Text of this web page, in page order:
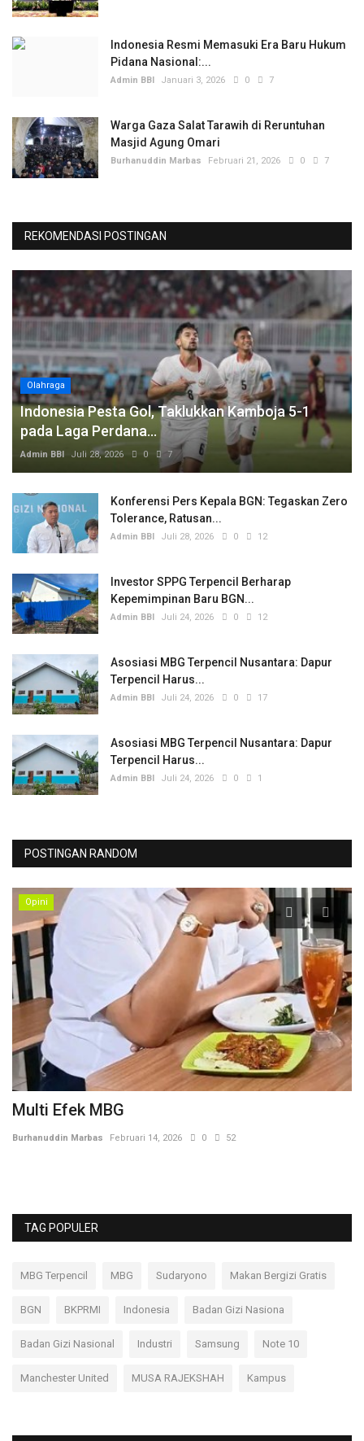
Indonesia Resmi Memasuki Era Baru Hukum
Pidana Nasional:...
Admin BBI Januari 3, 2026 0 7
Warga Gaza Salat Tarawih di Reruntuhan
Masjid Agung Omari
Burhanuddin Marbas Februari 21, 2026 0 7
REKOMENDASI POSTINGAN
Olahraga
Indonesia Pesta Gol, Taklukkan Kamboja 5-1
pada Laga Perdana...
Admin BBI Juli 28, 2026 0 7
Konferensi Pers Kepala BGN: Tegaskan Zero
Tolerance, Ratusan...
Admin BBI Juli 28, 2026 0 12
Investor SPPG Terpencil Berharap
Kepemimpinan Baru BGN...
Admin BBI Juli 24, 2026 0 12
Asosiasi MBG Terpencil Nusantara: Dapur
Terpencil Harus...
Admin BBI Juli 24, 2026 0 17
Asosiasi MBG Terpencil Nusantara: Dapur
Terpencil Harus...
Admin BBI Juli 24, 2026 0 1
POSTINGAN RANDOM
Opini
Multi Efek MBG
Burhanuddin Marbas Februari 14, 2026 0 52
TAG POPULER
MBG Terpencil MBG Sudaryono Makan Bergizi Gratis
BGN BKPRMI Indonesia Badan Gizi Nasiona
Badan Gizi Nasional Industri Samsung Note 10
Manchester United MUSA RAJEKSHAH Kampus